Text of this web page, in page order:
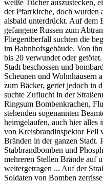
weiße Tücher auszustecken,
der Pfarrkirche, doch wurden
alsbald unterdrückt. Auf dem
gefangene Russen zum
Fliegerüberfall suchten die
im Bahnhofsgebäude. Von
bis 20 verwundet oder
Stadt beschossen und
Scheunen und
zum Bäcker, geriet jedoch in
suchte Zuflucht in der
Ringsum Bombenkrachen,
stehenden sogenannten
heimgelaufen, auch hier
von Kreisbrandinspektor Fell
Bränden in der ganzen Stadt.
Stabbrandbomben und
mehreren Stellen Brände auf
weitergetragen ... Auf der
Soldaten von Bomben